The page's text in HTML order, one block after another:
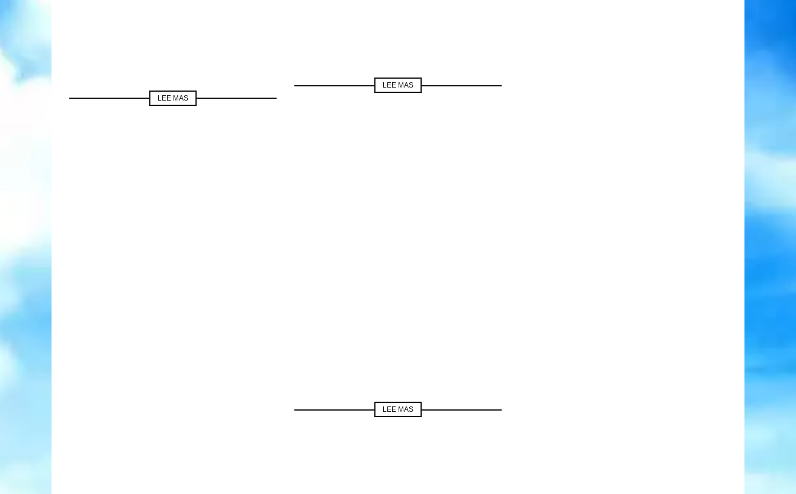
LEE MAS
LEE MAS
LEE MAS